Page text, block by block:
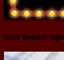
Situs Bandar